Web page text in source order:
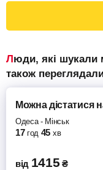
Люди, які шукали маршрутки Одеса – Мінськ,
також
Можна дістатися
Одеса- Мінськ
17 год 45 хв
від 1415 ₴